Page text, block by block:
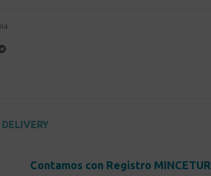
Contamos con Registro MINCETUR